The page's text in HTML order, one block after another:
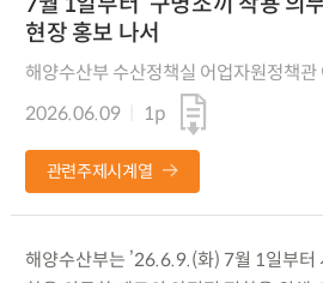
현장 홍보 나서
해양수산부 수산정책실 어업자원정책
2026.06.09
1p
관련주제시계열
해양수산부는 ’26.6.9.(화) 7월 1일부터